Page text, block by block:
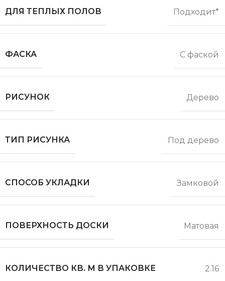
ДЛЯ ТЕПЛЫХ ПОЛОВ Подходит*
ФАСКА С фаской
РИСУНОК Дерево
ТИП РИСУНКА Под дерево
СПОСОБ УКЛАДКИ Замковой
ПОВЕРХНОСТЬ ДОСКИ Матовая
КОЛИЧЕСТВО КВ. М В УПАКОВКЕ 2.16